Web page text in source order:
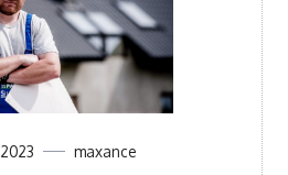
maxance